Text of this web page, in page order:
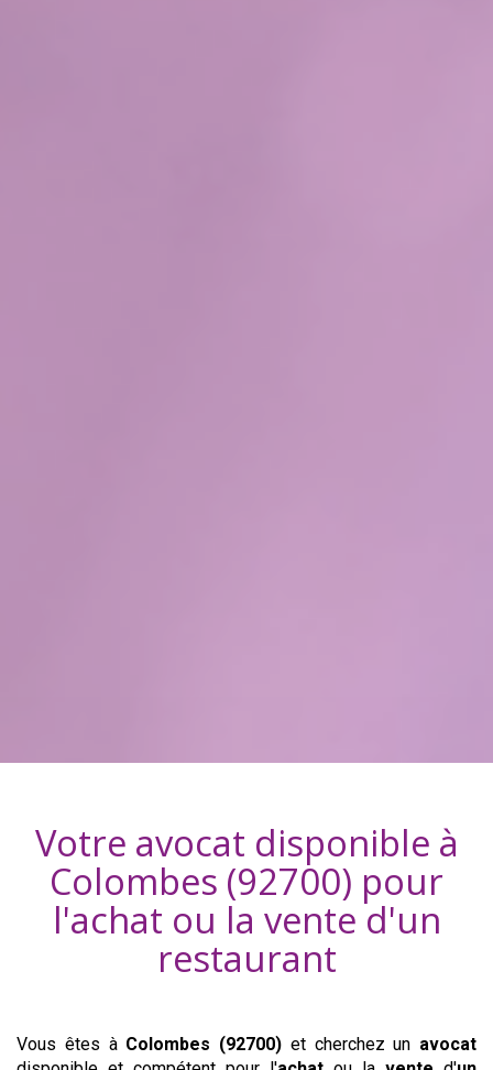
Votre avocat disponible à
Colombes (92700) pour
l'achat ou la vente d'un
restaurant
Vous êtes à Colombes (92700) et cherchez un avocat